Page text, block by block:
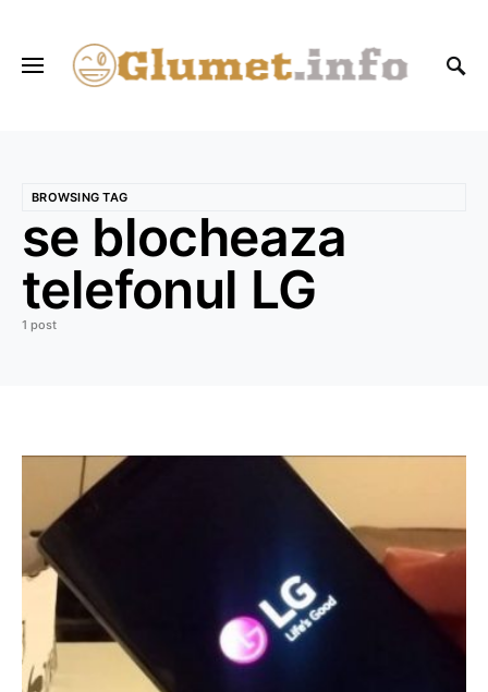
BROWSING TAG
se blocheaza
telefonul LG
1 post